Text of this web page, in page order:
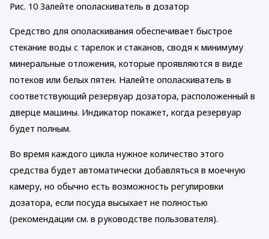
Рис. 10 Залейте ополаскиватель в дозатор
Средство для ополаскивания обеспечивает быстрое
стекание воды с тарелок и стаканов, сводя к минимуму
минеральные отложения, которые проявляются в виде
потеков или белых пятен. Налейте ополаскиватель в
соответствующий резервуар дозатора, расположенный в
дверце машины. Индикатор покажет, когда резервуар
будет полным.
Во время каждого цикла нужное количество этого
средства будет автоматически добавляться в моечную
камеру, но обычно есть возможность регулировки
дозатора, если посуда высыхает не полностью
(рекомендации см. в руководстве пользователя).